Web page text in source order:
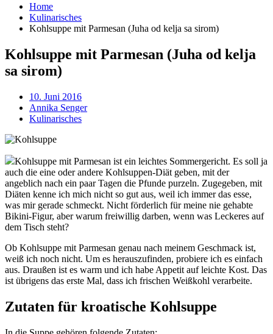
Home
Kulinarisches
Kohlsuppe mit Parmesan (Juha od kelja sa sirom)
Kohlsuppe mit Parmesan (Juha od kelja
sa sirom)
10. Juni 2016
Annika Senger
Kulinarisches
Kohlsuppe mit Parmesan ist ein leichtes Sommergericht. Es soll ja
auch die eine oder andere Kohlsuppen-Diät geben, mit der
angeblich nach ein paar Tagen die Pfunde purzeln. Zugegeben, mit
Diäten kenne ich mich nicht so gut aus, weil ich immer das esse,
was mir gerade schmeckt. Nicht förderlich für meine nie gehabte
Bikini-Figur, aber warum freiwillig darben, wenn was Leckeres auf
dem Tisch steht?
Ob Kohlsuppe mit Parmesan genau nach meinem Geschmack ist,
weiß ich noch nicht. Um es herauszufinden, probiere ich es einfach
aus. Draußen ist es warm und ich habe Appetit auf leichte Kost. Das
ist übrigens das erste Mal, dass ich frischen Weißkohl verarbeite.
Zutaten für kroatische Kohlsuppe